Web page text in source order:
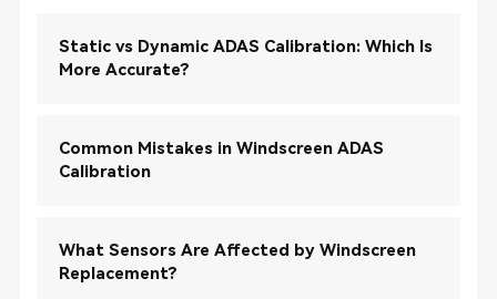
Static vs Dynamic ADAS Calibration: Which Is
More Accurate?
Common Mistakes in Windscreen ADAS
Calibration
What Sensors Are Affected by Windscreen
Replacement?